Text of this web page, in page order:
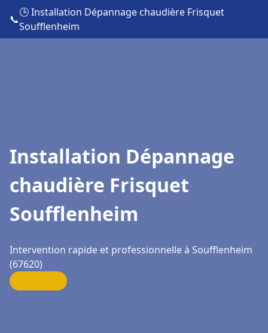
📞
🕒 Installation Dépannage chaudière Frisquet
Soufflenheim
Installation Dépannage
chaudière Frisquet
Soufflenheim
Intervention rapide et professionnelle à Soufflenheim
(67620)